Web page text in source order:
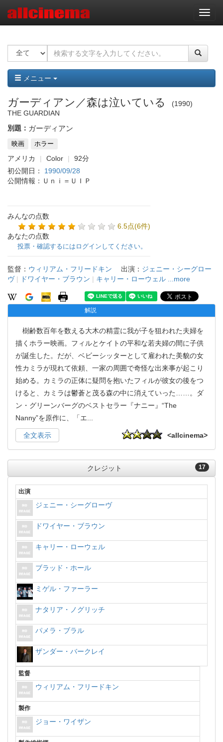
ナ
ビ
ー
ョ
ン
メニュー
ガーディアン／森は泣いている
1990
THE GUARDIAN
別題： ガーディアン
映画 ホラー
アメリカ Color
92分
初公開日： 1990/09/28
公開情報：Ｕｎｉ＝ＵＩＰ
みんなの点数
6.5点(6件)
あなたの点数
投票・確認するにはログインしてください。
監督： ウィリアム・フリードキン 出演： ジェニー・シーグロー
ヴ | ドワイヤー・ブラウン | キャリー・ローウェル ...more
解説
樹齢数百年を数える大木の精霊に我が子を狙われた夫婦を
描くホラー映画。フィルとケイトの平和な若夫婦の間に子供
が誕生した。だが、ベビーシッターとして雇われた美貌の女
性カミラが現れて依頼、一家の周囲で奇怪な出来事が起こり
始める。カミラの正体に疑問を抱いたフィルが彼女の後をつ
けると、カミラは鬱蒼と茂る森の中に消えていった……。ダ
ン・グリーンバーグのベストセラー『ナニー』“The
Nanny”を原作に、「エ
全文表示 <allcinema>
17
クレジット
出演
ジェニー・シーグローヴ
ドワイヤー・ブラウン
キャリー・ローウェル
ブラッド・ホール
ミゲル・ファーラー
ナタリア・ノグリッチ
パメラ・ブラル
ザンダー・バークレイ
監督
ウィリアム・フリードキン
製作
ジョー・ワイザン